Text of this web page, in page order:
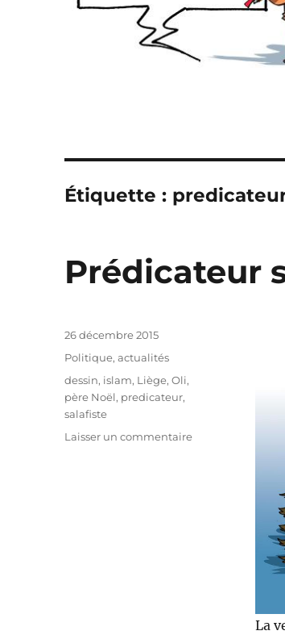
Étiquette :
Prédicateur
La
Publié
26 décembre 2015
Catégories
Politique, actualités
Étiquettes
dessin, islam, Liège,Oli,
père Noël, predicateur,
salafiste
Laisser un commentairesur